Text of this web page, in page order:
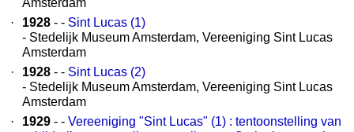
Amsterdam
·
1928 - - Sint Lucas (1)
- Stedelijk Museum Amsterdam, Vereeniging Sint Lucas
Amsterdam
·
1928 - - Sint Lucas (2)
- Stedelijk Museum Amsterdam, Vereeniging Sint Lucas
Amsterdam
·
1929 - - Vereeniging "Sint Lucas" (1) : tentoonstelling van